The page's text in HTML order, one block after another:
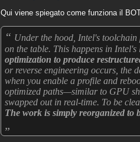
Qui viene spiegato come funziona il
“ Under the hood, Intel's
on the table. This happens in
optimization to produce
or reverse engineering occurs, the
when you enable a profile and
optimized paths—similar to GPU
swapped out in real-time. To be
The work is simply reorganized to
„